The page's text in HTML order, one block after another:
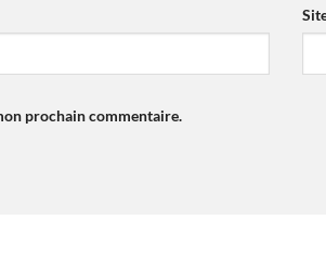
prochain commentaire.